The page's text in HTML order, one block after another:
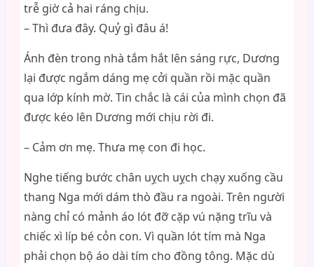
trễ giờ cả hai ráng chịu.
– Thì đưa đây. Quỷ gì đâu á!
Ánh đèn trong nhà tắm hắt lên sáng rực, Dương
lại được ngắm dáng mẹ cởi quần rồi mặc quần
qua lớp kính mờ. Tin chắc là cái của mình chọn đã
được kéo lên Dương mới chịu rời đi.
– Cảm ơn mẹ. Thưa mẹ con đi học.
Nghe tiếng bước chân uỵch uỵch chạy xuống cầu
thang Nga mới dám thò đầu ra ngoài. Trên người
nàng chỉ có mảnh áo lót đỡ cặp vú nặng trĩu và
chiếc xì líp bé cỏn con. Vì quần lót tím mà Nga
phải chọn bộ áo dài tím cho đồng tông. Mặc dù